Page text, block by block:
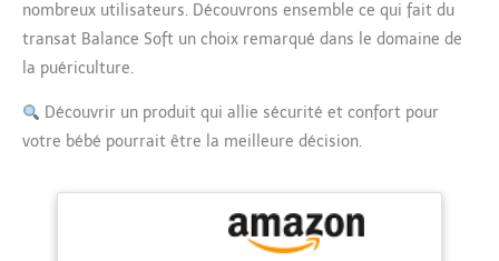
nombreux utilisateurs. Découvrons ensemble ce qui fait du
transat Balance Soft un choix remarqué dans le domaine de
la puériculture.
Découvrir un produit qui allie sécurité et confort pour
votre bébé pourrait être la meilleure décision.